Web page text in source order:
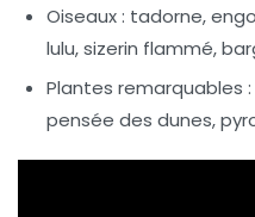
Oiseaux : tadorne,
lulu, sizerin flammé,
Plantes remarquables :
pensée des dunes,